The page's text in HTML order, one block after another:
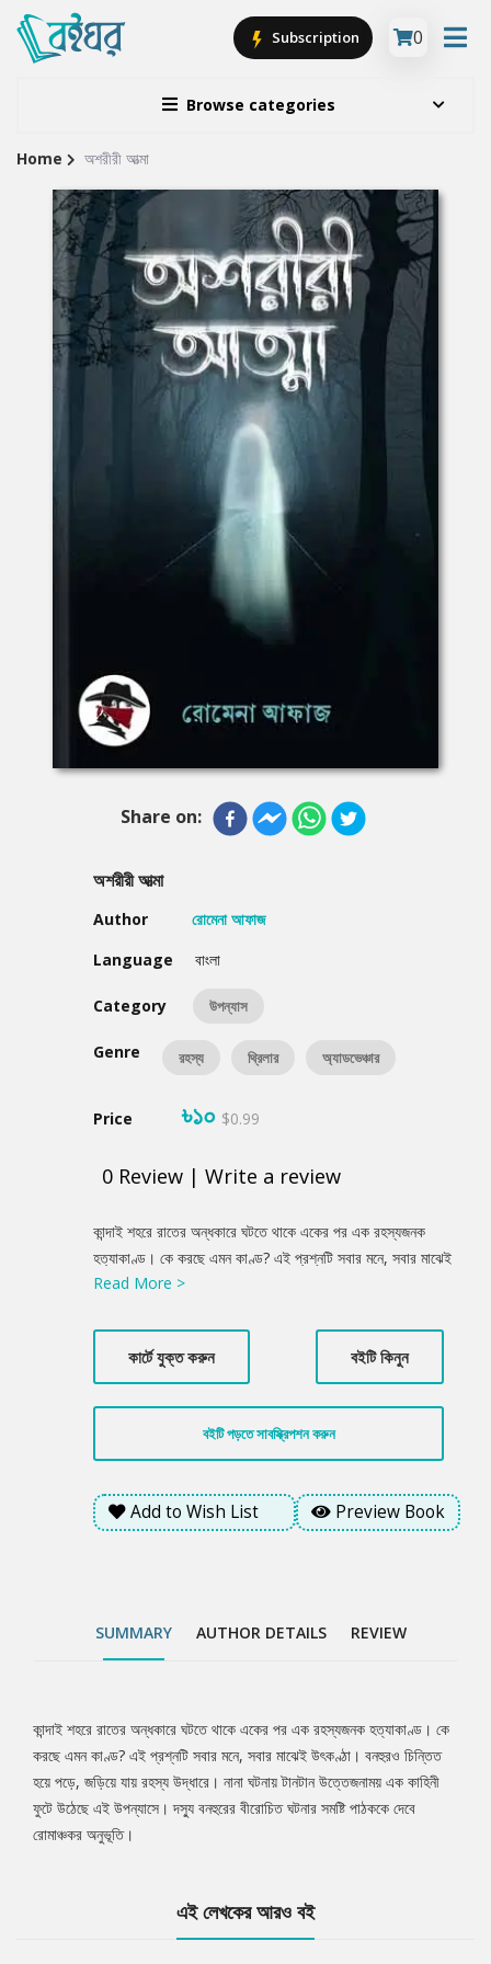
Browse categories
Subscription 0
Site
Breadcrumb
Home অশরীরী আত্মা
Share on:
অশরীরী আত্মা
Author
রোমেনা আফাজ
Language
বাংলা
Category উপন্যাস
Genre রহস্য থ্রিলার অ্যাডভেঞ্চার
Price ৳১০ $0.99
0 Review | Write a review
Product
Summery
কান্দাই শহরে রাতের অন্ধকারে ঘটতে থাকে একের পর এক রহস্যজনক
হত্যাকাণ্ড। কে করছে এমন কাণ্ড? এই প্রশ্নটি সবার মনে, সবার মাঝেই
উৎকণ্ঠা। বনহুরও চিন্তিত হয়ে পড়ে, জড়িয়ে যায় রহস্য উদ্ধারে। নানা ঘটনায়
বীরোচিত ঘটনার সমষ্টি পাঠককে দেবে রোমাঞ্চকর অনুভূতি।
Read More >
কার্টে যুক্ত করুন বইটি কিনুন
বইটি পড়তে সাবস্ক্রিপশন করুন
Add to Wish List Preview Book
SUMMARY AUTHOR DETAILS REVIEW
Tab
Article
কান্দাই শহরে রাতের অন্ধকারে ঘটতে থাকে একের পর এক রহস্যজনক হত্যাকাণ্ড। কে
করছে এমন কাণ্ড? এই প্রশ্নটি সবার মনে, সবার মাঝেই উৎকণ্ঠা। বনহুরও চিন্তিত
হয়ে পড়ে, জড়িয়ে যায় রহস্য উদ্ধারে। নানা ঘটনায় টানটান উত্তেজনাময় এক কাহিনী
ফুটে উঠেছে এই উপন্যাসে। দস্যু বনহুরের বীরোচিত ঘটনার সমষ্টি পাঠককে দেবে
রোমাঞ্চকর অনুভূতি।
এই লেখকের আরও বই